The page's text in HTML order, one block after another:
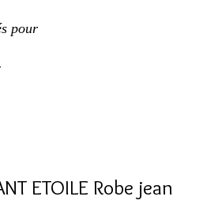
pour
ETOILE Robe jean